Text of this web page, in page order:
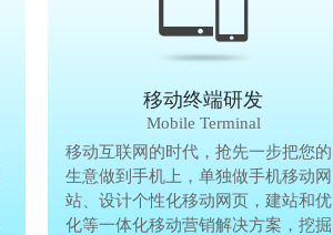
贸易网站制作
Trade Website
贸易型网站制作，主要侧重销售与推
广方面开发，做外贸的客户采用香港
服务器或国外服务器；做国内贸易
的，采用国内服务器，免费为客户完
移动终端研发
Mobile Terminal
移动互联网的时代，抢先一步把您的
生意做到手机上，单独做手机移动网
站、设计个性化移动网页，建站和优
化等一体化移动营销解决方案，挖掘